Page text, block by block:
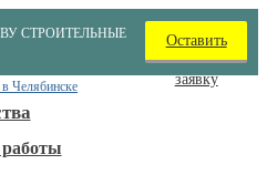
СТРОИТЕЛЬНЫЕ
Оставить
заявку
работы